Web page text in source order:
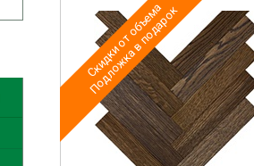
Скидки от объема
Подложка в подарок